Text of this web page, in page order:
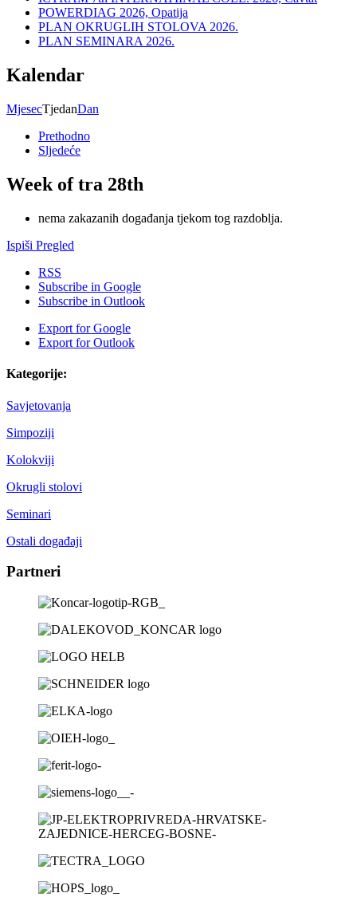
POWERDIAG 2026, Opatija
PLAN OKRUGLIH STOLOVA 2026.
PLAN SEMINARA 2026.
Kalendar
MjesecTjedanDan
Prethodno
Sljedeće
Week of tra 28th
nema zakazanih događanja tjekom tog razdoblja.
Ispiši Pregled
RSS
Subscribe in Google
Subscribe in Outlook
Export forGoogle
Export forOutlook
Kategorije:
Savjetovanja
Simpoziji
Kolokviji
Okrugli stolovi
Seminari
Ostali događaji
Partneri